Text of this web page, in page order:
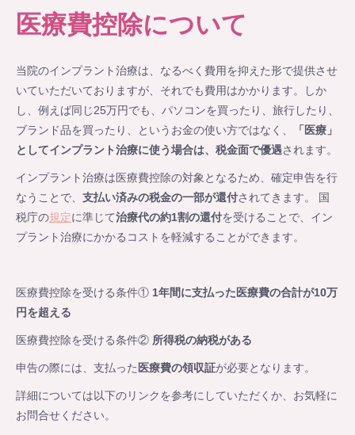
医療費控除について
当院のインプラント治療は、なるべく費用を抑えた形で提供させ
いていただいておりますが、それでも費用はかかります。しか
し、例えば同じ25万円でも、パソコンを買ったり、旅行したり、
ブランド品を買ったり、というお金の使い方ではなく、
「医療」
としてインプラント治療に使う場合は、税金面で優遇されます。
インプラント治療は医療費控除の対象となるため、確定申告を行
なうことで、 支払い済みの税金の一部が還付されてきます。 国
税庁の規定に準じて治療代の約1割の還付を受けることで、イン
プラント治療にかかるコストを軽減することができます。
医療費控除を受ける条件① 1年間に支払った医療費の合計が10万
円を超える
医療費控除を受ける条件② 所得税の納税がある
申告の際には、支払った 医療費の領収証が必要となります。
詳細については以下のリンクを参考にしていただくか、お気軽に
お問合せください。